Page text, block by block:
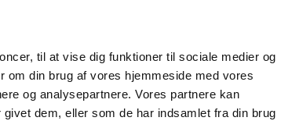
til at vise dig funktioner til sociale medier og
din brug af vores hjemmeside med vores
og analysepartnere. Vores partnere kan
dem, eller som de har indsamlet fra din brug
Nyheder Om os Kontakt Udgivelser
og
Apoteker og salg af
Medicinsk